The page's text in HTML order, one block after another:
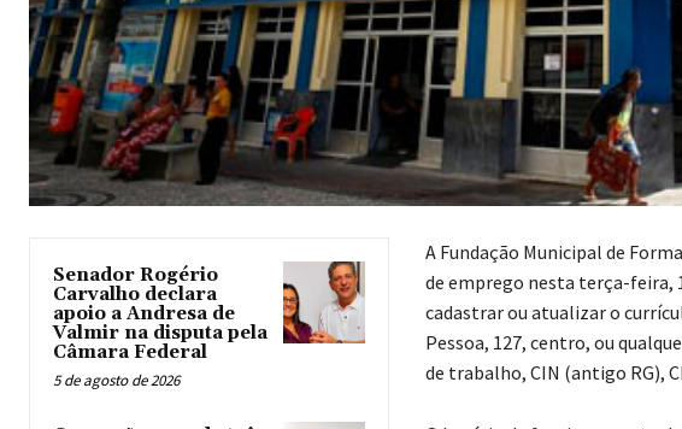
Senador Rogério
Carvalho declara
apoio a Andresa de
Valmir na disputa pela
Câmara Federal
5 de agosto de 2026
A Fundação Municipal de
de emprego nesta terça-feira,
cadastrar ou atualizar o
Pessoa, 127, centro, ou
de trabalho, CIN (antigo RG),